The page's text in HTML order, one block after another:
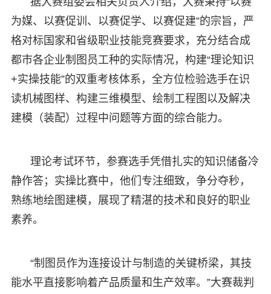
为媒、以赛促训、以赛促学、以赛促建”的宗旨，严
格对标国家和省级职业技能竞赛要求，充分结合成
都市各企业制图员工种的实际情况，构建“理论知识
+实操技能”的双重考核体系，全方位检验选手在识
读机械图样、构建三维模型、绘制工程图以及解决
建模（装配）过程中问题等方面的综合能力。
理论考试环节，参赛选手凭借扎实的知识储备冷
静作答；实操比赛中，他们专注细致，争分夺秒，
熟练地绘图建模，展现了精湛的技术和良好的职业
素养。
“制图员作为连接设计与制造的关键桥梁，其技
能水平直接影响着产品质量和生产效率。”大赛裁判